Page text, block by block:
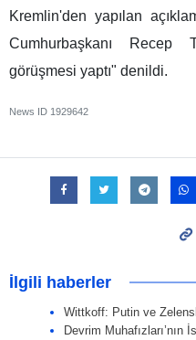
Kremlin'den yapılan
Cumhurbaşkanı
görüşmesi yaptı" denildi.
News ID 1929642
İlgili haberler
Wittkoff: Putin ve
Devrim Muhafızları’nın